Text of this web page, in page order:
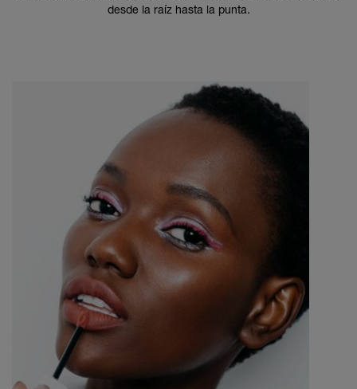
desde la raíz hasta la punta.